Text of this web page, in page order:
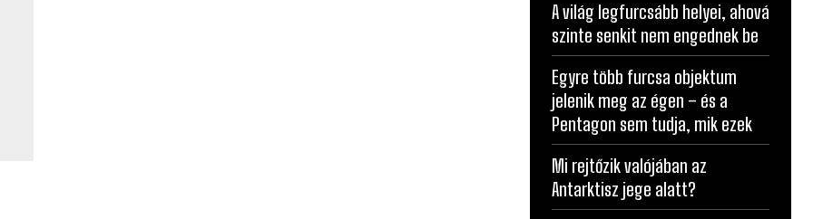
A világ legfurcsább helyei, ahová
szinte senkit nem engednek be
Egyre több furcsa objektum
jelenik meg az égen – és a
Pentagon sem tudja, mik ezek
Mi rejtőzik valójában az
Antarktisz jege alatt?